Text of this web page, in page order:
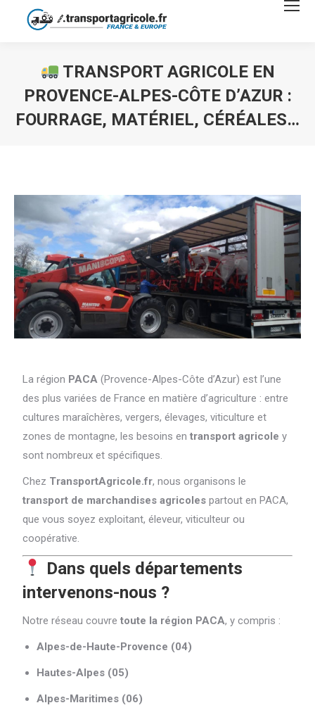
TRANSPORT AGRICOLE EN
PROVENCE-ALPES-CÔTE D’AZUR :
FOURRAGE, MATÉRIEL, CÉRÉALES…
La région PACA (Provence-Alpes-Côte d’Azur) est l’une
des plus variées de France en matière d’agriculture : entre
cultures maraîchères, vergers, élevages, viticulture et
zones de montagne, les besoins entransport agricole y
sont nombreux et spécifiques.
Chez TransportAgricole.fr, nous organisons le
transport de marchandises agricoles partout en PACA,
que vous soyez exploitant, éleveur, viticulteur ou
coopérative.
Dans quels départements
intervenons-nous ?
Notre réseau couvretoute la région PACA, y compris :
Alpes-de-Haute-Provence (04)
Hautes-Alpes (05)
Alpes-Maritimes (06)